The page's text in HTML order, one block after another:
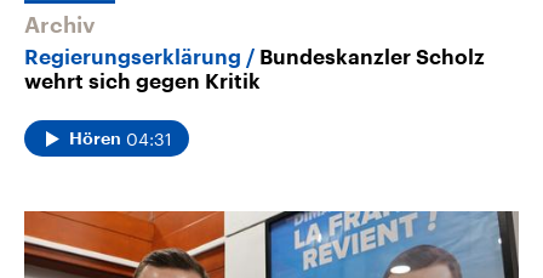
Archiv
Regierungserklärung
Bundeskanzler Scholz
wehrt sich gegen Kritik
Hören 04:31